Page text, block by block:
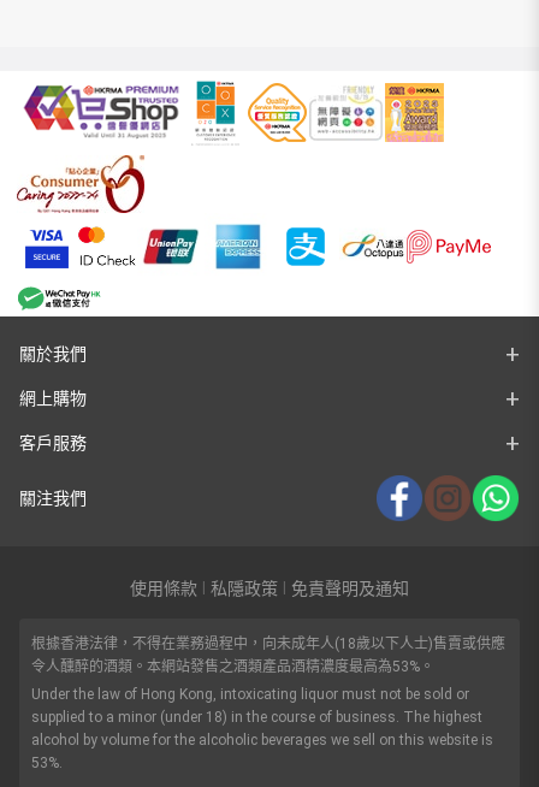
關於我們
網上購物
客戶服務
關注我們
使用條款 私隱政策 免責聲明及通知
根據香港法律，不得在業務過程中，向未成年人(18歲以下人士)售賣或供應
令人醺醉的酒類。本網站發售之酒類產品酒精濃度最高為53%。
Under the law of Hong Kong, intoxicating liquor must not be sold or
supplied to a minor (under 18) in the course of business. The highest
alcohol by volume for the alcoholic beverages we sell on this website is
53%.